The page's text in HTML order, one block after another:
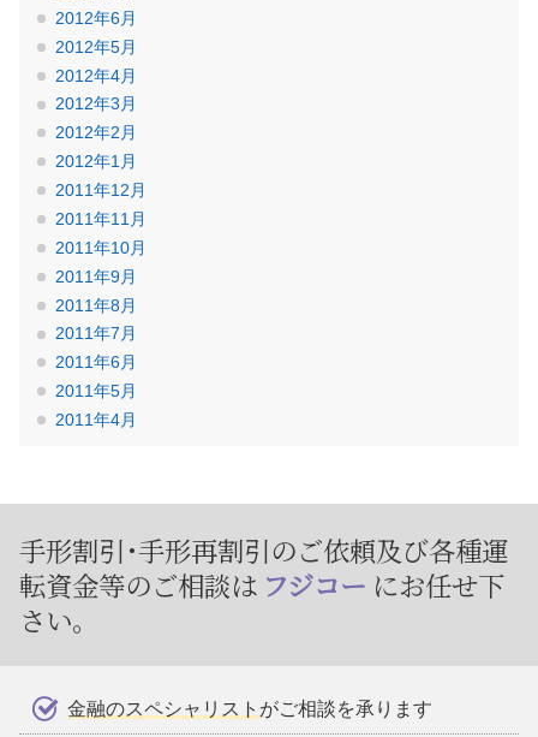
2012年6月
2012年5月
2012年4月
2012年3月
2012年2月
2012年1月
2011年12月
2011年11月
2011年10月
2011年9月
2011年8月
2011年7月
2011年6月
2011年5月
2011年4月
手形割引･手形再割引のご依頼及び各種運
転資金等のご相談は フジコー にお任せ下
さい。
金融のスペシャリスト がご相談を承ります